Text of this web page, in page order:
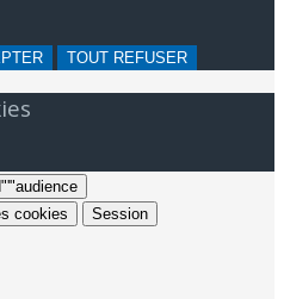
TOUT REFUSER
cookies Session